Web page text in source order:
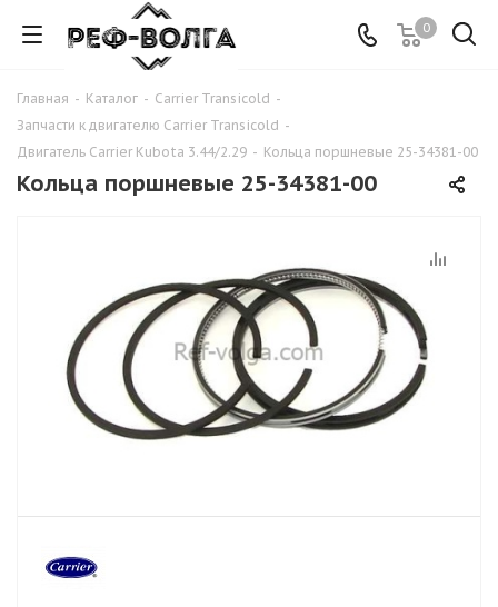
0
Главная - Каталог - Carrier Transicold -
Запчасти к двигателю Carrier Transicold -
Двигатель Carrier Kubota 3.44/2.29 - Кольца поршневые 25-34381-00
Кольца поршневые 25-34381-00